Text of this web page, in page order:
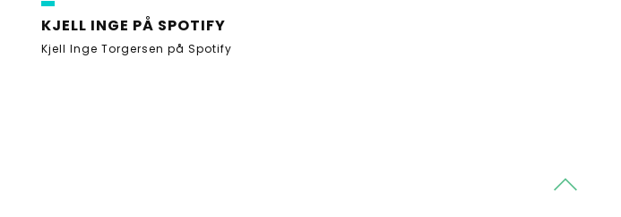
KJELL INGE PÅ SPOTIFY
Kjell Inge Torgersen på Spotify